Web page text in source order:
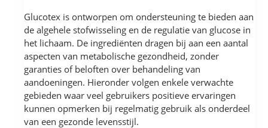
Glucotex is ontworpen om ondersteuning te bieden aan
de algehele stofwisseling en de regulatie van glucose in
het lichaam. De ingrediënten dragen bij aan een aantal
aspecten van metabolische gezondheid, zonder
garanties of beloften over behandeling van
aandoeningen. Hieronder volgen enkele verwachte
gebieden waar veel gebruikers positieve ervaringen
kunnen opmerken bij regelmatig gebruik als onderdeel
van een gezonde levensstijl.